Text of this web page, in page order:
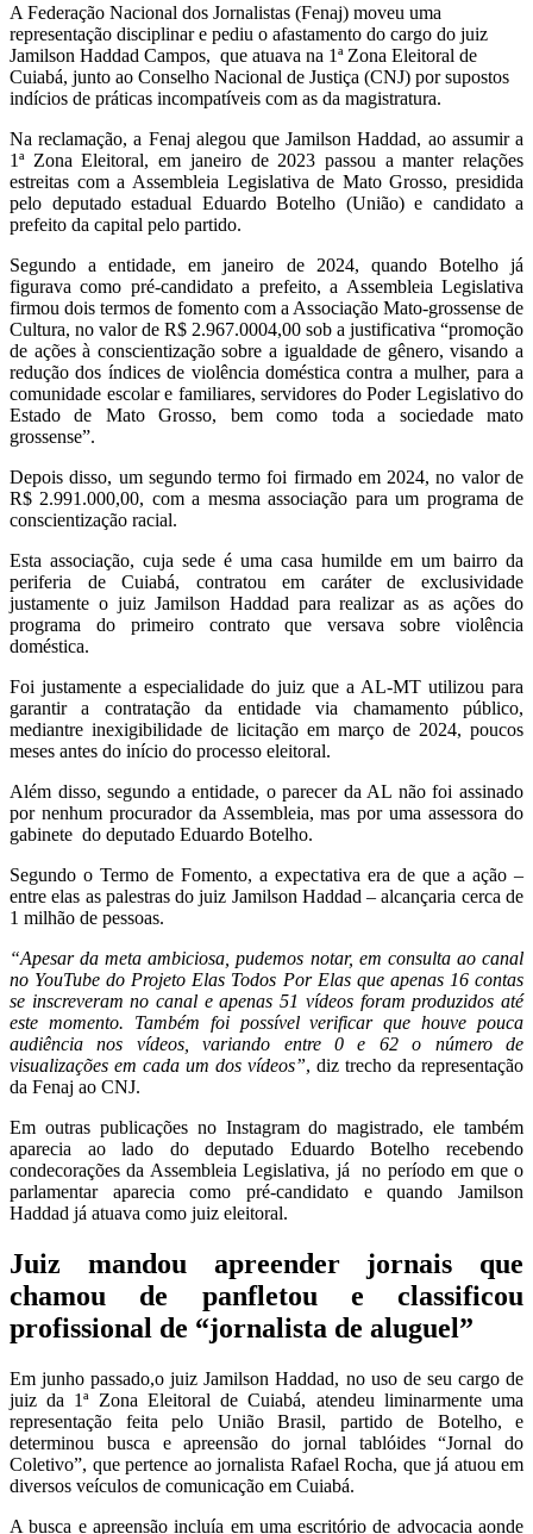
A Federação Nacional dos Jornalistas (Fenaj) moveu uma
representação disciplinar e pediu o afastamento do cargo do juiz
Jamilson Haddad Campos, que atuava na 1ª Zona Eleitoral de
Cuiabá, junto ao Conselho Nacional de Justiça (CNJ) por supostos
indícios de práticas incompatíveis com as da magistratura.
Na reclamação, a Fenaj alegou que Jamilson Haddad, ao assumir a
1ª Zona Eleitoral, em janeiro de 2023 passou a manter relações
estreitas com a Assembleia Legislativa de Mato Grosso, presidida
pelo deputado estadual Eduardo Botelho (União) e candidato a
prefeito da capital pelo partido.
Segundo a entidade, em janeiro de 2024, quando Botelho já
figurava como pré-candidato a prefeito, a Assembleia Legislativa
firmou dois termos de fomento com a Associação Mato-grossense de
Cultura, no valor de R$ 2.967.0004,00 sob a justificativa “promoção
de ações à conscientização sobre a igualdade de gênero, visando a
redução dos índices de violência doméstica contra a mulher, para a
comunidade escolar e familiares, servidores do Poder Legislativo do
Estado de Mato Grosso, bem como toda a sociedade mato
grossense”.
Depois disso, um segundo termo foi firmado em 2024, no valor de
R$ 2.991.000,00, com a mesma associação para um programa de
conscientização racial.
Esta associação, cuja sede é uma casa humilde em um bairro da
periferia de Cuiabá, contratou em caráter de exclusividade
justamente o juiz Jamilson Haddad para realizar as as ações do
programa do primeiro contrato que versava sobre violência
doméstica.
Foi justamente a especialidade do juiz que a AL-MT utilizou para
garantir a contratação da entidade via chamamento público,
mediantre inexigibilidade de licitação em março de 2024, poucos
meses antes do início do processo eleitoral.
Além disso, segundo a entidade, o parecer da AL não foi assinado
por nenhum procurador da Assembleia, mas por uma assessora do
gabinete do deputado Eduardo Botelho.
Segundo o Termo de Fomento, a expectativa era de que a ação –
entre elas as palestras do juiz Jamilson Haddad – alcançaria cerca de
1 milhão de pessoas.
“Apesar da meta ambiciosa, pudemos notar, em consulta ao canal
no YouTube do Projeto Elas Todos Por Elas que apenas 16 contas
se inscreveram no canal e apenas 51 vídeos foram produzidos até
este momento. Também foi possível verificar que houve pouca
audiência nos vídeos, variando entre 0 e 62 o número de
visualizações em cada um dos vídeos”, diz trecho da representação
da Fenaj ao CNJ.
Em outras publicações no Instagram do magistrado, ele também
aparecia ao lado do deputado Eduardo Botelho recebendo
condecorações da Assembleia Legislativa, já no período em que o
parlamentar aparecia como pré-candidato e quando Jamilson
Haddad já atuava como juiz eleitoral.
Juiz mandou apreender jornais que
chamou de panfletou e classificou
profissional de “jornalista de aluguel”
Em junho passado,o juiz Jamilson Haddad, no uso de seu cargo de
juiz da 1ª Zona Eleitoral de Cuiabá, atendeu liminarmente uma
representação feita pelo União Brasil, partido de Botelho, e
determinou busca e apreensão do jornal tablóides “Jornal do
Coletivo”, que pertence ao jornalista Rafael Rocha, que já atuou em
diversos veículos de comunicação em Cuiabá.
A busca e apreensão incluía em uma escritório de advocacia aonde